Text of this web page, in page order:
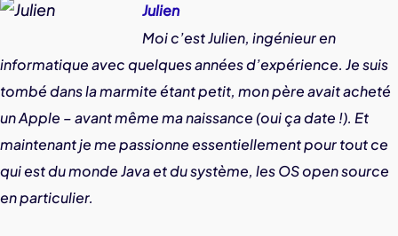
Julien
Moi c’est Julien, ingénieur en
informatique avec quelques années d’expérience. Je suis
tombé dans la marmite étant petit, mon père avait acheté
un Apple – avant même ma naissance (oui ça date !). Et
maintenant je me passionne essentiellement pour tout ce
qui est du monde Java et du système, les OS open source
en particulier.